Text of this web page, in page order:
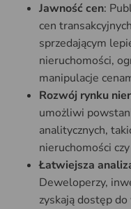
Jawność cen:
cen
sprzedającym
nieruchomości,
manipulacje
Rozwój rynku
umożliwi
analitycznych,
nieruchomości
Łatwiejsza
Deweloperzy,
zyskają dostęp